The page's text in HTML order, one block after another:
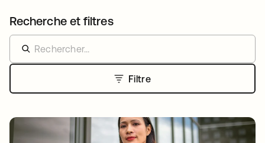
Recherche et filtres
Filtre